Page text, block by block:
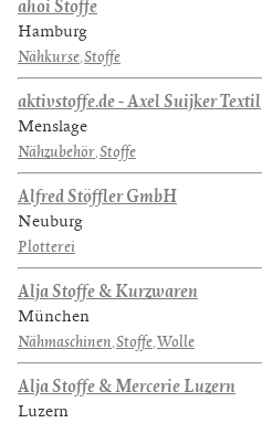
Hamburg
Nähkurse,Stoffe
aktivstoffe.de - Axel Suijker Textil
Menslage
Nähzubehör,Stoffe
Alfred Stöffler GmbH
Neuburg
Plotterei
Alja Stoffe & Kurzwaren
München
Nähmaschinen,Stoffe,Wolle
Alja Stoffe & Mercerie Luzern
Luzern